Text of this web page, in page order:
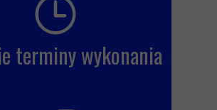
terminy wykonania